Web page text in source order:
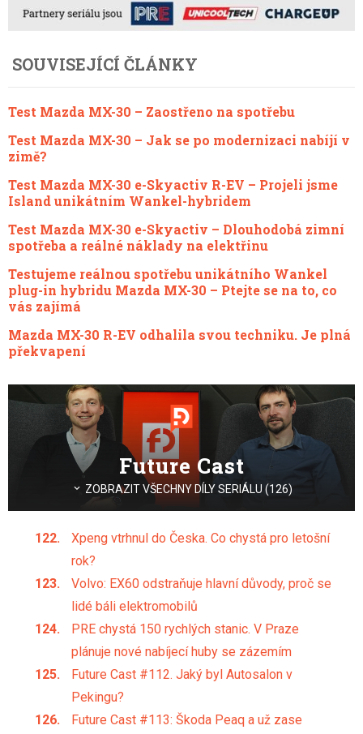
Future Cast
ZOBRAZIT VŠECHNY DÍLY SERIÁLU (126)
Xpeng vtrhnul do Česka. Co chystá pro letošní
rok?
Volvo: EX60 odstraňuje hlavní důvody, proč se
lidé báli elektromobilů
PRE chystá 150 rychlých stanic. V Praze
plánuje nové nabíjecí huby se zázemím
Future Cast #112. Jaký byl Autosalon v
Pekingu?
Future Cast #113: Škoda Peaq a už zase
SOUVISEJÍCÍ ČLÁNKY
Test Mazda MX-30 – Zaostřeno na spotřebu
Test Mazda MX-30 – Jak se po modernizaci nabíjí v
zimě?
Test Mazda MX-30 e-Skyactiv R-EV – Projeli jsme
Island unikátním Wankel-hybridem
Test Mazda MX-30 e-Skyactiv – Dlouhodobá zimní
spotřeba a reálné náklady na elektřinu
Testujeme reálnou spotřebu unikátního Wankel
plug-in hybridu Mazda MX-30 – Ptejte se na to, co
vás zajímá
Mazda MX-30 R-EV odhalila svou techniku. Je plná
překvapení